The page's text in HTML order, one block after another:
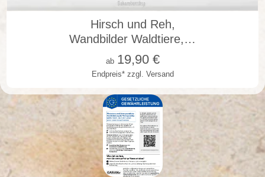
in vielen Varianten
Hirsch und Reh,
Wandbilder Waldtiere,…
Endpreis* zzgl. Versand
ab 19,90€